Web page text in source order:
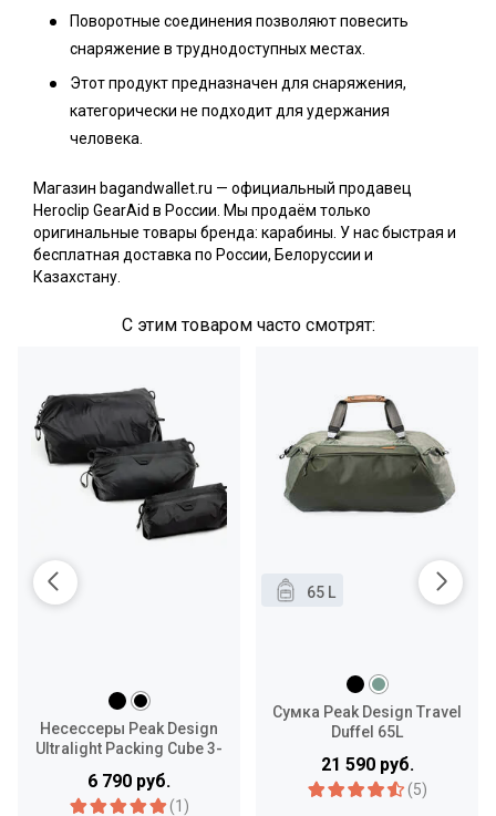
Поворотные соединения позволяют повесить
снаряжение в труднодоступных местах.
Этот продукт предназначен для снаряжения,
категорически не подходит для удержания
человека.
Магазин bagandwallet.ru — официальный продавец
Heroclip GearAid в России. Мы продаём только
оригинальные товары бренда: карабины. У нас быстрая и
бесплатная доставка по России, Белоруссии и
Казахстану.
С этим товаром часто смотрят:
Несессеры Peak Design
Ultralight Packing Cube 3-
6 790 руб.
(1)
65 L
Сумка Peak Design Travel
Duffel 65L
21 590 руб.
(5)